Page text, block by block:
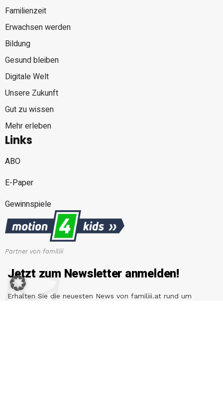
Familienzeit
Erwachsen werden
Bildung
Gesund bleiben
Digitale Welt
Unsere Zukunft
Gut zu wissen
Mehr erleben
Links
ABO
E-Paper
Gewinnspiele
Partner von familiii
Jetzt zum Newsletter anmelden!
Erhalten Sie die neuesten News von familiii.at rund um